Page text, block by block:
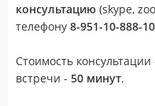
консультацию (skype,
телефону 8-951-10-888-10
Стоимость консультации
встречи - 50 минут.